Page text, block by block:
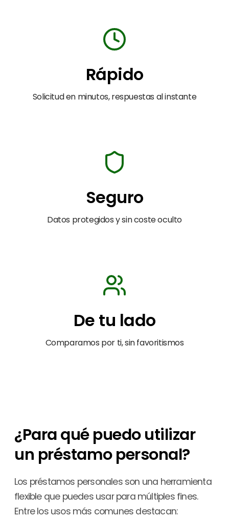
Rápido
Solicitud en minutos, respuestas al instante
Seguro
Datos protegidos y sin coste oculto
De tu lado
Comparamos por ti, sin favoritismos
¿Para qué puedo utilizar
un préstamo personal?
Los préstamos personales son una herramienta
flexible que puedes usar para múltiples fines.
Entre los usos más comunes destacan: